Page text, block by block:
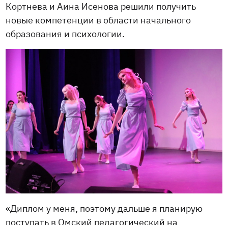
Кортнева и Аина Исенова решили получить
новые компетенции в области начального
образования и психологии.
«Диплом у меня, поэтому дальше я планирую
поступать в Омский педагогический на